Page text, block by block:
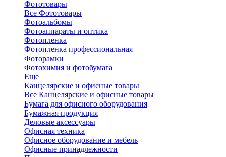
Фототовары
Все Фототовары
Фотоальбомы
Фотоаппараты и оптика
Фотопленка
Фотопленка профессиональная
Фоторамки
Фотохимия и фотобумага
Еще
Канцелярские и офисные товары
Все Канцелярские и офисные товары
Бумага для офисного оборудования
Бумажная продукция
Деловые аксессуары
Офисная техника
Офисное оборудование и мебель
Офисные принадлежности